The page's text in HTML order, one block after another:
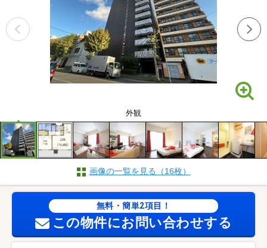
外観
画像の一覧を見る（16枚）
無料・簡単2項目！
この物件にお問い合わせする